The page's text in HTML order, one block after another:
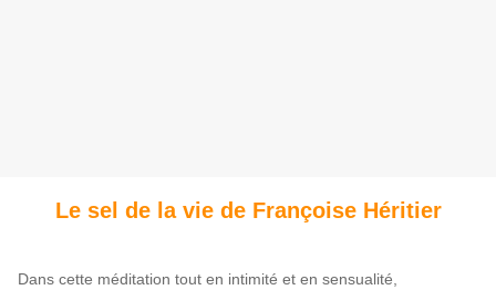
Le sel de la vie de Françoise Héritier
Dans cette méditation tout en intimité et en sensualité,